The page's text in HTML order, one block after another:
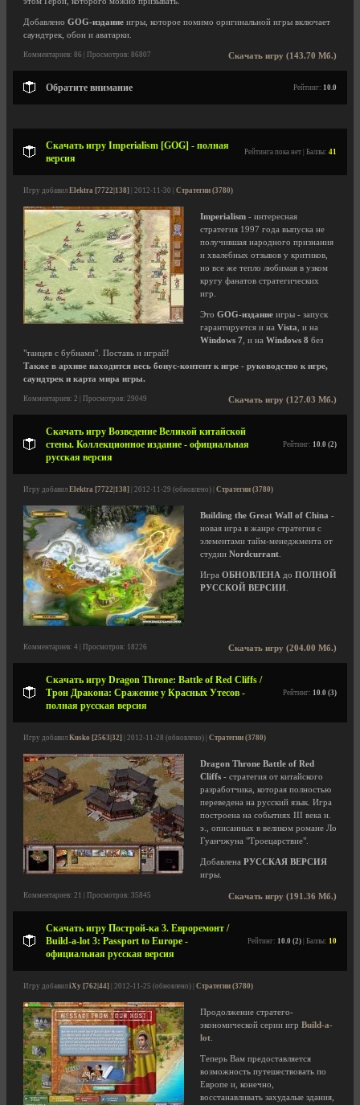
Добавлено GOG-издание игры, которое помимо оригинальной игры включает
саундтрек, обои и аватарки.
Скачать игру (143.70 Мб.)
Комментариев: 86 | Просмотров: 86807
Обратите внимание Рейтинг: 10.0
Скачать игру Imperialism [GOG] - полная
версия
Рейтинга пока нет | Баллы: 41
Игру добавил Elektra [7722|138] | 2012-11-30 | Стратегии (3780)
Imperialism - интересная
стратегия 1997 года выпуска не
получившая народного признания
и хвалебных отзывов у критиков,
но все же тепло любимая в узком
кругу фанатов стратегических
игр.
Это GOG-издание игры - запуск
гарантируется и на Vista , и на
Windows 7 , и на Windows 8 без
"танцев с бубнами". Поставь и играй!
Также в архиве находится весь бонус-контент к игре - руководство к игре,
саундтрек и карта мира игры.
Скачать игру (127.03 Мб.)
Комментариев: 2 | Просмотров: 29049
Скачать игру Возведение Великой китайской
стены. Коллекционное издание - официальная
русская версия
Рейтинг: 10.0 (2)
Игру добавил Elektra [7722|138] | 2012-11-29 (обновлено) | Стратегии (3780)
Building the Great Wall of China -
новая игра в жанре стратегия с
элементами тайм-менеджмента от
студии Nordcurrant
Игра ОБНОВЛЕНА до ПОЛНОЙ
РУССКОЙ ВЕРСИИ
Скачать игру (204.00 Мб.)
Комментариев: 4 | Просмотров: 18226
Скачать игру Dragon Throne: Battle of Red Cliffs /
Трон Дракона: Сражение у Красных Утесов -
полная русская версия
Рейтинг: 10.0 (3)
Игру добавил Kusko [2563|32] | 2012-11-28 (обновлено) | Стратегии (3780)
Dragon Throne Battle of Red
Cliffs - стратегия от китайского
разработчика, которая полностью
переведена на русский язык. Игра
построена на событиях III века н.
э., описанных в великом романе Ло
Гуанчжуна "Троецарствие".
Добавлена РУССКАЯ ВЕРСИЯ
игры.
Скачать игру (191.36 Мб.)
Комментариев: 21 | Просмотров: 35845
Скачать игру Построй-ка 3. Евроремонт /
Build-a-lot 3: Passport to Europe -
официальная русская версия
Рейтинг: 10.0 (2) | Баллы: 10
Игру добавил iXy [762|44] | 2012-11-25 (обновлено) | Стратегии (3780)
Продолжение стратего-
экономической серии игр Build-a-
lot
Теперь Вам предоставляется
возможность путешествовать по
Европе и, конечно,
восстанавливать захудалые здания,